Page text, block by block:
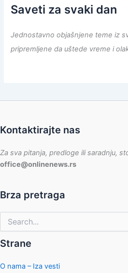
Saveti za svaki dan
Jednostavno objašnjene teme iz
pripremljene da uštede vreme i
Kontaktirajte nas
Za sva pitanja, predloge ili saradnju,
office@onlinenews.rs
Brza pretraga
za:
Strane
O nama – Iza vesti